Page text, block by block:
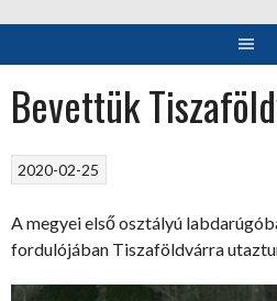
Bevettük
2020-02-25
A megyei első osztályú
fordulójában Tiszaföldvárra